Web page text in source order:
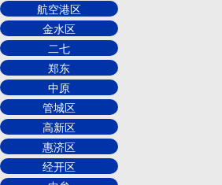
航空港区
金水区
二七
郑东
中原
管城区
高新区
惠济区
经开区